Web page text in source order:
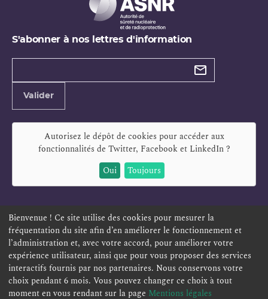
S'abonner à nos lettres d'information
Types de
Valider
Autorisez le dépôt de cookies pour accéder aux
fonctionnalités de Twitter, Facebook et LinkedIn?
Oui
Toujours
ESPACE PERSONNEL OFFRES D'EMPLOI SIGNALEMENT
TÉLÉSERVICES PLAN DU SITE
ACCESSIBILITÉ POLITIQUE DE CONFIDENTIALITÉ
MENTIONS LÉGALES CONTACT
Bienvenue ! Ce site utilise des cookies pour mesurer la
fréquentation du site afin d’en améliorer le fonctionnement et
l’administration et, avec votre accord, pour améliorer votre
expérience utilisateur, ainsi que pour vous proposer des services
interactifs fournis par nos partenaires. Nous conservons votre
choix pendant 6 mois. Vous pouvez changer ce choix à tout
moment en vous rendant sur la page Mentions légales